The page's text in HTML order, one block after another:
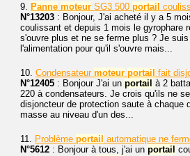
9. Panne moteur SG3 500 portail
N°13203 : Bonjour, J'ai acheté il y a 5
coulissant et depuis 1 mois le gyrophare
s'ouvre plus et ne se ferme plus ? Je
l'alimentation pour qu'il s'ouvre mais...
10. Condensateur moteur portail fait
N°12405 : Bonjour J'ai un portail à 2
220 à condensateurs. Je crois qu'ils ne
disjoncteur de protection saute à chaque
masse au niveau d'un des...
11. Problème portail automatique ne
N°5612 : Bonjour à tous, j'ai un portail